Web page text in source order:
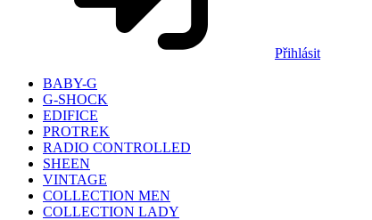
Přihlásit
BABY-G
G-SHOCK
EDIFICE
PROTREK
RADIO CONTROLLED
SHEEN
VINTAGE
COLLECTION MEN
COLLECTION LADY